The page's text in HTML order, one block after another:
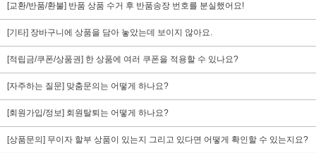
[교환/반품/환불] 반품 상품 수거 후 반품송장 번호를 분실했어요!
[기타] 장바구니에 상품을 담아 놓았는데 보이지 않아요.
[적립금/쿠폰/상품권] 한 상품에 여러 쿠폰을 적용할 수 있나요?
[자주하는 질문] 맞춤문의는 어떻게 하나요?
[회원가입/정보] 회원탈퇴는 어떻게 하나요?
[상품문의] 무이자 할부 상품이 있는지 그리고 있다면 어떻게 확인할 수 있는지요?